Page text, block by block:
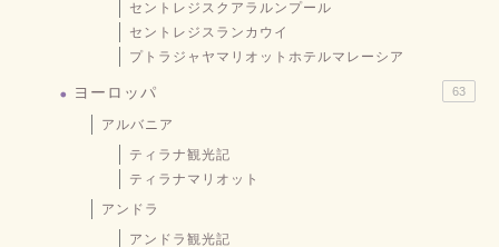
セントレジスクアラルンプール
セントレジスランカウイ
プトラジャヤマリオットホテルマレーシア
ヨーロッパ 63
アルバニア
ティラナ観光記
ティラナマリオット
アンドラ
アンドラ観光記